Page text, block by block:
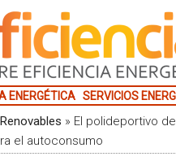
ENERGÉTICA SERVICIOS
» El polideportivo
el autoconsumo